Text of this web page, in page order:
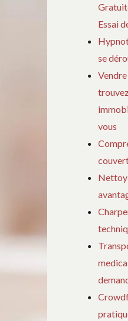
Essai
se
vous